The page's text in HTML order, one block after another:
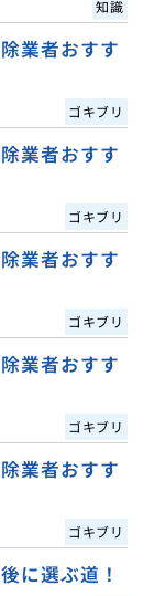
知識
業者おすす
ゴキブリ
業者おすす
ゴキブリ
業者おすす
ゴキブリ
業者おすす
ゴキブリ
業者おすす
ゴキブリ
に選ぶ道！